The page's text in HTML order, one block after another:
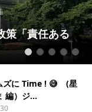
策「責任ある
1 2 3 4 5
ズに Time ! 😅 (星
編）ジ...